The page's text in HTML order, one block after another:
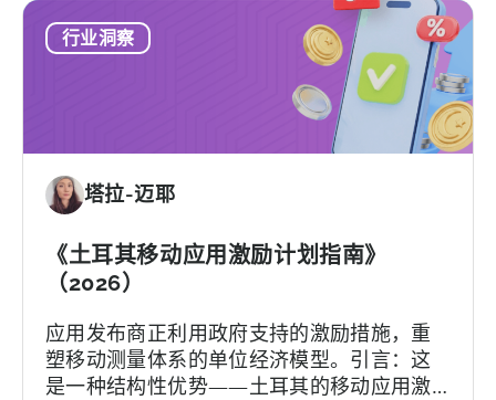
耳
激
计
划：
的
申
请
行业洞察
塔拉-迈耶
《土耳其移动应用激励计划指南》
（2026）
应用发布商正利用政府支持的激励措施，重
塑移动测量体系的单位经济模型。引言：这
是一种结构性优势——土耳其的移动应用激